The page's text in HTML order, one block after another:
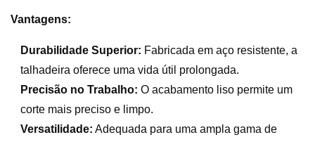
Vantagens:
Durabilidade Superior: Fabricada em aço resistente, a
talhadeira oferece uma vida útil prolongada.
Precisão no Trabalho: O acabamento liso permite um
corte mais preciso e limpo.
Versatilidade: Adequada para uma ampla gama de